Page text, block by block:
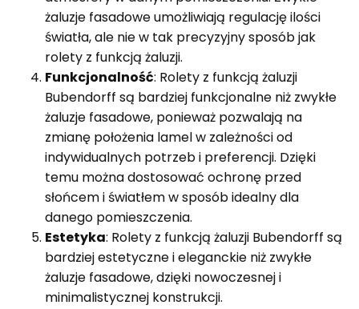
żaluzje fasadowe umożliwiają regulację ilości
światła, ale nie w tak precyzyjny sposób jak
rolety z funkcją żaluzji.
Funkcjonalność: Rolety z funkcją żaluzji
Bubendorff są bardziej funkcjonalne niż zwykłe
żaluzje fasadowe, ponieważ pozwalają na
zmianę położenia lamel w zależności od
indywidualnych potrzeb i preferencji. Dzięki
temu można dostosować ochronę przed
słońcem i światłem w sposób idealny dla
danego pomieszczenia.
Estetyka: Rolety z funkcją żaluzji Bubendorff są
bardziej estetyczne i eleganckie niż zwykłe
żaluzje fasadowe, dzięki nowoczesnej i
minimalistycznej konstrukcji.